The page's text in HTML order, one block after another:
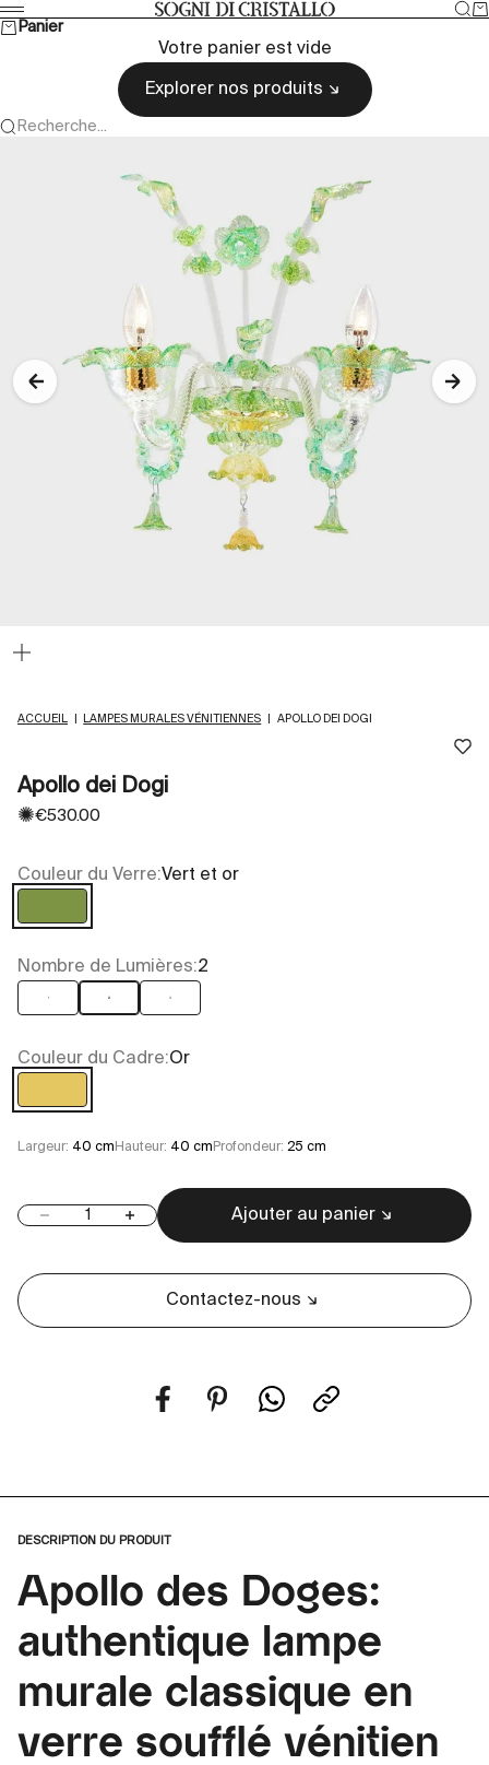
Passer au contenu Sogni di cristallo
Menu
Panier
Votre panier est vide
Explorer nos produits
Recherche...
ACCUEIL LAMPES MURALES VÉNITIENNES APOLLO DEI DOGI
Apollo dei Dogi
✺Prix de vente
€530.00
Couleur du Verre:Vert et or
Vert et or
Nombre de Lumières:2
1 2 3
Couleur du Cadre:Or
Largeur: 40 cm Hauteur: 40 cm Profondeur: 25 cm
Diminuer la quantitéAugmenter la quantitéAjouter au panier
Contactez-nous
DESCRIPTION DU PRODUIT
Apollo des Doges:
authentique lampe
murale classique en
verre soufflé vénitien